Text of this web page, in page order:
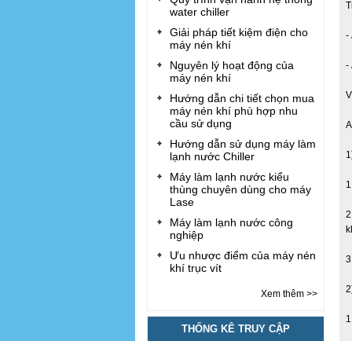
water chiller
Giải pháp tiết kiệm điện cho
máy nén khí
Nguyên lý hoạt động của
máy nén khí
Hướng dẫn chi tiết chọn mua
máy nén khí phù hợp nhu
cầu sử dụng
Hướng dẫn sử dụng máy làm
lạnh nước Chiller
Máy làm lạnh nước kiểu
thùng chuyên dùng cho máy
Lase
Máy làm lạnh nước công
nghiệp
Ưu nhược điểm của máy nén
khí trục vít
Xem thêm >>
THỐNG KÊ TRUY CẬP
-
-